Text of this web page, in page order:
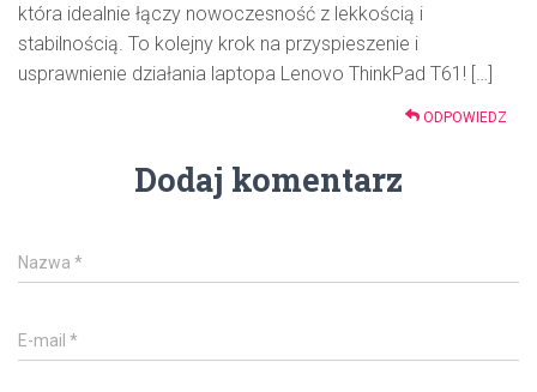
która idealnie łączy nowoczesność z lekkością i
stabilnością. To kolejny krok na przyspieszenie i
usprawnienie działania laptopa Lenovo ThinkPad T61! […]
ODPOWIEDZ
Dodaj komentarz
Nazwa *
E-mail *